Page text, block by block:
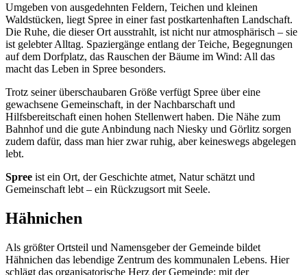
Umgeben von ausgedehnten Feldern, Teichen und kleinen
Waldstücken, liegt Spree in einer fast postkartenhaften Landschaft.
Die Ruhe, die dieser Ort ausstrahlt, ist nicht nur atmosphärisch – sie
ist gelebter Alltag. Spaziergänge entlang der Teiche, Begegnungen
auf dem Dorfplatz, das Rauschen der Bäume im Wind: All das
macht das Leben in Spree besonders.
Trotz seiner überschaubaren Größe verfügt Spree über eine
gewachsene Gemeinschaft, in der Nachbarschaft und
Hilfsbereitschaft einen hohen Stellenwert haben. Die Nähe zum
Bahnhof und die gute Anbindung nach Niesky und Görlitz sorgen
zudem dafür, dass man hier zwar ruhig, aber keineswegs abgelegen
lebt.
Spree ist ein Ort, der Geschichte atmet, Natur schätzt und
Gemeinschaft lebt – ein Rückzugsort mit Seele.
Hähnichen
Als größter Ortsteil und Namensgeber der Gemeinde bildet
Hähnichen das lebendige Zentrum des kommunalen Lebens. Hier
schlägt das organisatorische Herz der Gemeinde: mit der